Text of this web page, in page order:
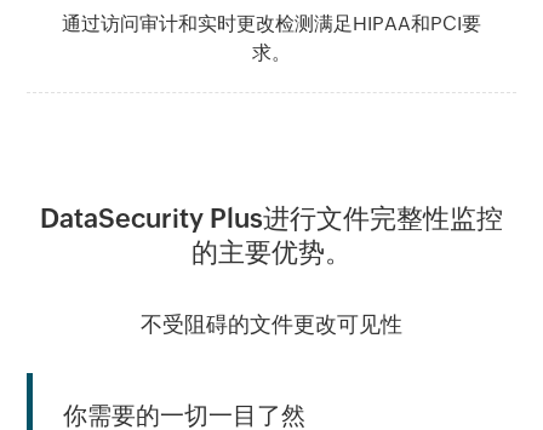
通过访问审计和实时更改检测满足HIPAA和PCI要
求。
DataSecurity Plus进行文件完整性监控
的主要优势。
不受阻碍的文件更改可见性
你需要的一切一目了然